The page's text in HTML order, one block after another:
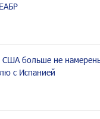
больше не
с Испанией